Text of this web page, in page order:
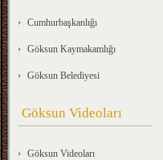
Cumhurbaşkanlığı
Göksun Kaymakamlığı
Göksun Belediyesi
Göksun Videoları
Göksun Videoları